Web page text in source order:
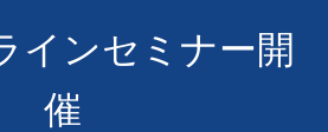
インセミナー開
催